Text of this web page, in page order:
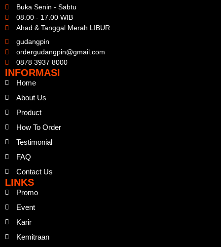
Buka Senin - Sabtu
08.00 - 17.00 WIB
Ahad & Tanggal Merah LIBUR
gudangpin
ordergudangpin@gmail.com
0878 3937 8000
INFORMASI
Home
About Us
Product
How To Order
Testimonial
FAQ
Contact Us
LINKS
Promo
Event
Karir
Kemitraan